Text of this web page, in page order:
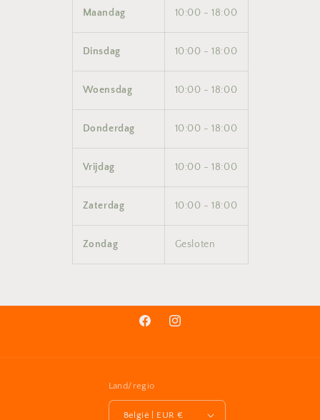
Maandag 10:00 - 18:00
Dinsdag 10:00 - 18:00
Woensdag 10:00 - 18:00
Donderdag 10:00 - 18:00
Vrijdag 10:00 - 18:00
Zaterdag 10:00 - 18:00
Zondag Gesloten
FacebookInstagram
Land/regio
België | EUR €